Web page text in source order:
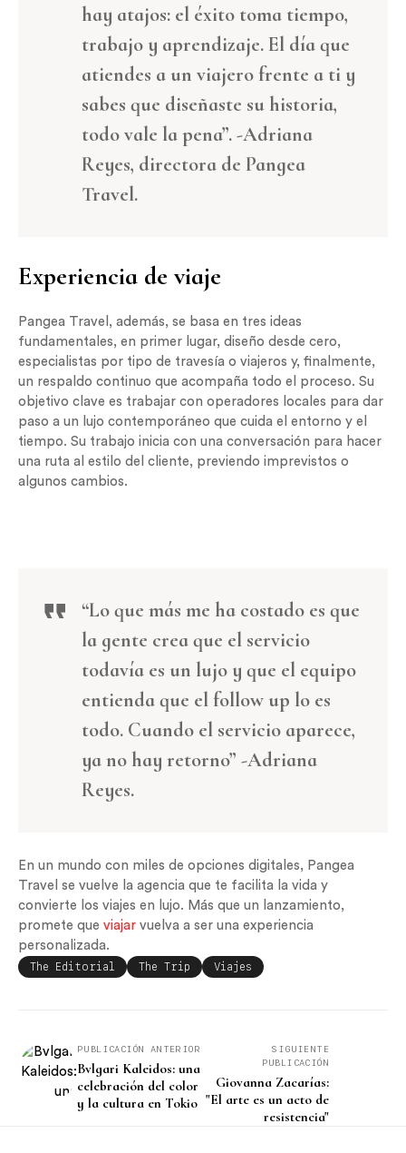
hay atajos: el éxito toma tiempo,
trabajo y aprendizaje. El día que
atiendes a un viajero frente a ti y
sabes que diseñaste su historia,
todo vale la pena”.-Adriana
Reyes, directora de Pangea
Travel.
Experiencia de viaje
Pangea Travel, además, se basa en tres ideas
fundamentales, en primer lugar, diseño desde cero,
especialistas por tipo de travesía o viajeros y, finalmente,
un respaldo continuo que acompaña todo el proceso. Su
objetivo clave es trabajar con operadores locales para dar
paso a un lujo contemporáneo que cuida el entorno y el
tiempo. Su trabajo inicia con una conversación para hacer
una ruta al estilo del cliente, previendo imprevistos o
algunos cambios.
“Lo que más me ha costado es que
la gente crea que el servicio
todavía es un lujo y que el equipo
entienda que el follow up lo es
todo. Cuando el servicio aparece,
ya no hay retorno” -Adriana
Reyes.
En un mundo con miles de opciones digitales, Pangea
Travel se vuelve la agencia que te facilita la vida y
convierte los viajes en lujo. Más que un lanzamiento,
promete que viajar vuelva a ser una experiencia
personalizada.
The Editorial The Trip Viajes
PUBLICACIÓN ANTERIOR
Bvlgari Kaleidos: una
celebración del color
y la cultura en Tokio
SIGUIENTE
PUBLICACIÓN
Giovanna Zacarías:
"El arte es un acto de
resistencia"